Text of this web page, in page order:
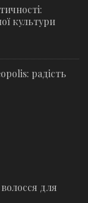
культури
радість
для